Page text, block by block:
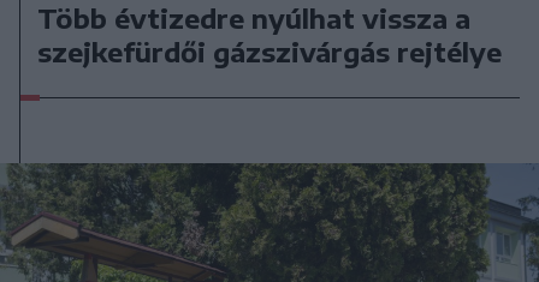
Több évtizedre nyúlhat vissza a
szejkefürdői gázszivárgás rejtélye